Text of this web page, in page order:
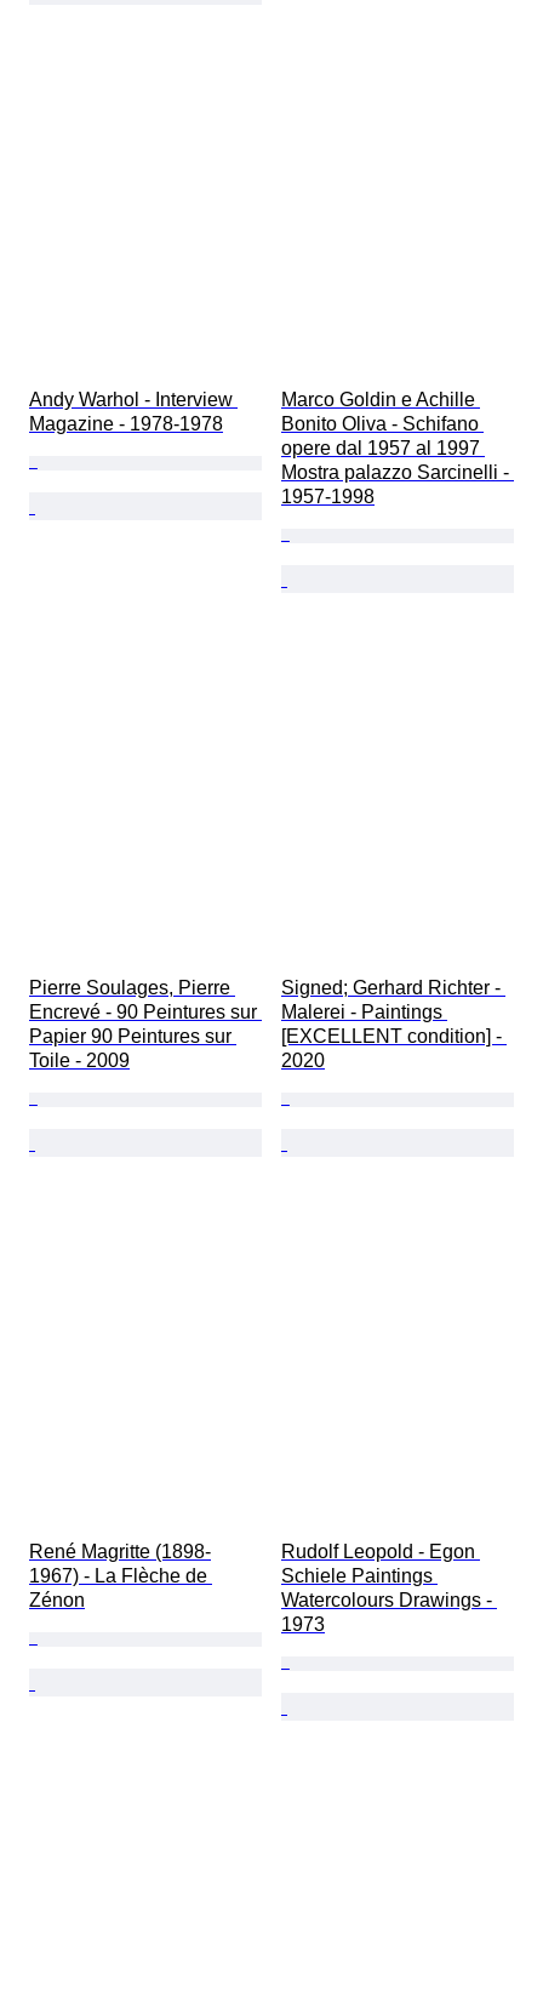
Andy Warhol - Interview
Magazine - 1978-1978
Marco Goldin e Achille
Bonito Oliva - Schifano
opere dal 1957 al 1997
Mostra palazzo Sarcinelli -
1957-1998
Pierre Soulages, Pierre
Encrevé - 90 Peintures sur
Papier 90 Peintures sur
Toile - 2009
Signed; Gerhard Richter -
Malerei - Paintings
[EXCELLENT condition] -
2020
René Magritte (1898-
1967) - La Flèche de
Zénon
Rudolf Leopold - Egon
Schiele Paintings
Watercolours Drawings -
1973